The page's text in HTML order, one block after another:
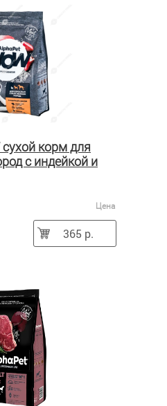
корм для
с индейкой и
Цена
365 р.